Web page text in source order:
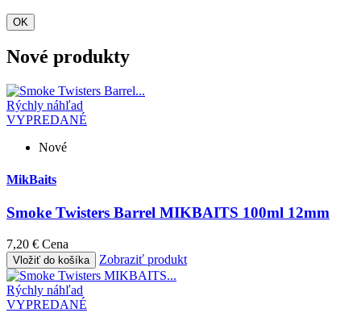
OK
Nové produkty
Rýchly náhľad
VYPREDANÉ
Nové
MikBaits
Smoke Twisters Barrel MIKBAITS 100ml 12mm
7,20 € Cena
Vložiť do košíka Zobraziť produkt
Rýchly náhľad
VYPREDANÉ